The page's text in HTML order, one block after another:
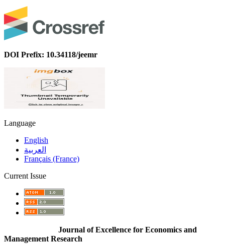
DOI Prefix: 10.34118/jeemr
Language
English
العربية
Français (France)
Current Issue
Journal of Excellence for Economics and
Management Research